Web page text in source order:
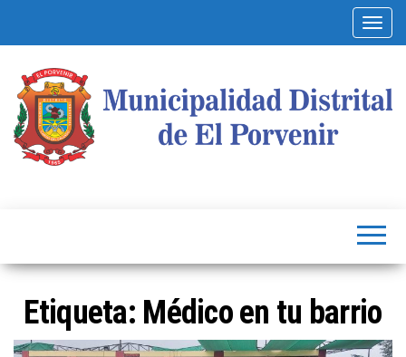
Etiqueta: Médico en tu barrio